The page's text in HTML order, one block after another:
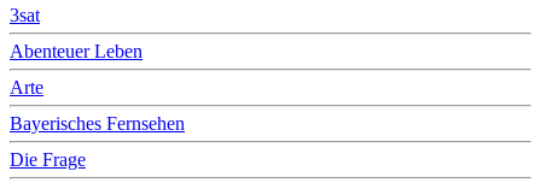
3sat
Abenteuer Leben
Arte
Bayerisches Fernsehen
Die Frage